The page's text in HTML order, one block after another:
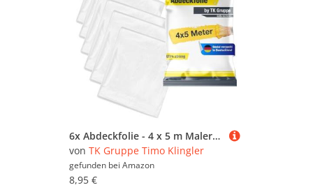
6x Abdeckfolie - 4 x 5 m Malerplane - 160 qm Plane - extra stark & transparent Baufolie & Malerfolie & Malervlies Tapete - Maler Abdeckplane für Renovierung & Umzug - Made in Europe (Mengenauswahl)
von TK Gruppe Timo Klingler
gefunden bei Amazon
8,95 €